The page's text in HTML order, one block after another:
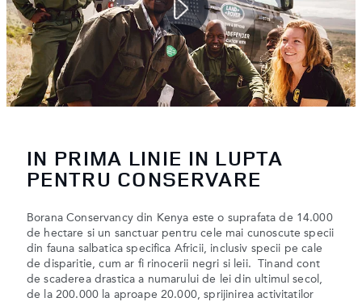
IN PRIMA LINIE IN LUPTA
PENTRU CONSERVARE
Borana Conservancy din Kenya este o suprafata de 14.000
de hectare si un sanctuar pentru cele mai cunoscute specii
din fauna salbatica specifica Africii, inclusiv specii pe cale
de disparitie, cum ar fi rinocerii negri si leii. Tinand cont
de scaderea drastica a numarului de lei din ultimul secol,
de la 200.000 la aproape 20.000, sprijinirea activitatilor